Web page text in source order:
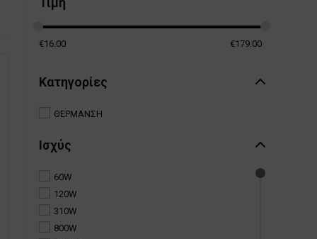
€16.00 €179.00
Κατηγορίες
ΘΕΡΜΑΝΣΗ
Ισχύς
60W
120W
310W
800W